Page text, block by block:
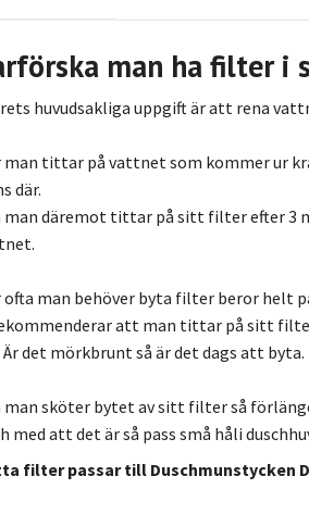
man ha filter i
huvudsakliga uppgift är att rena
man tittar på vattnet som kommer ur
där.
man däremot tittar på sitt filter efter 3
ofta man behöver byta filter beror helt
att man tittar på sitt
det mörkbrunt så är det dags att byta.
man sköter bytet av sitt filter så
med att det är så pass små håli
filter passar till Duschmunstycken